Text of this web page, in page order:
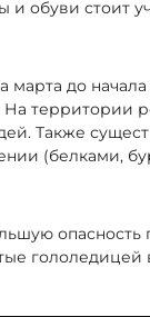
и обуви стоит
марта до
На территории
Также
(белками,
опасность
гололедицей